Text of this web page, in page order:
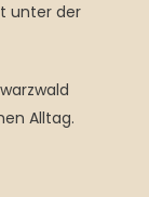
unter der
Alltag.